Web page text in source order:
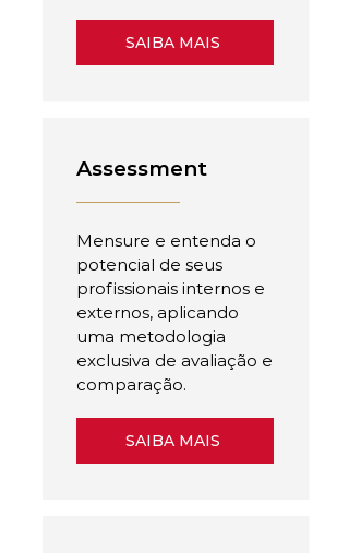
SAIBA MAIS
Assessment
Mensure e entenda o
potencial de seus
profissionais internos e
externos, aplicando
uma metodologia
exclusiva de avaliação e
comparação.
SAIBA MAIS